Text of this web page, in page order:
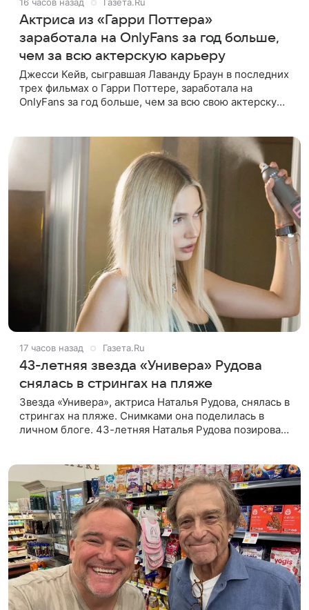
16 часов назад Газета.Ru
Актриса из «Гарри Поттера»
заработала на OnlyFans за год больше,
чем за всю актерскую карьеру
Джесси Кейв, сыгравшая Лаванду Браун в последних
трех фильмах о Гарри Поттере, заработала на
OnlyFans за год больше, чем за всю свою актерскую
17 часов назад Газета.Ru
43-летняя звезда «Универа» Рудова
снялась в стрингах на пляже
Звезда «Универа», актриса Наталья Рудова, снялась в
стрингах на пляже. Снимками она поделилась в
личном блоге. 43-летняя Наталья Рудова позировала